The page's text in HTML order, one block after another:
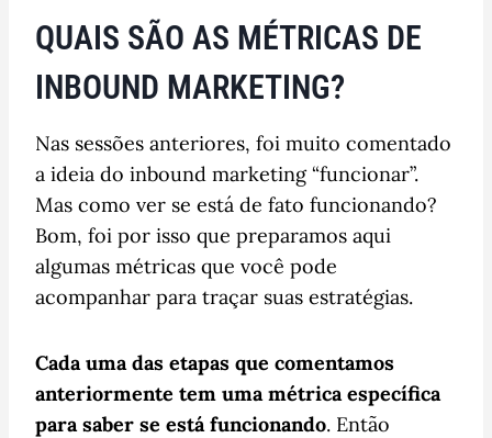
QUAIS SÃO AS MÉTRICAS DE
INBOUND MARKETING?
Nas sessões anteriores, foi muito comentado
a ideia do inbound marketing “funcionar”.
Mas como ver se está de fato funcionando?
Bom, foi por isso que preparamos aqui
algumas métricas que você pode
acompanhar para traçar suas estratégias.
Cada uma das etapas que comentamos
anteriormente tem uma métrica específica
para saber se está funcionando. Então